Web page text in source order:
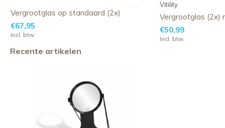
Vergrootglas op standaard (2x)
€67,95
Incl. btw
Vitility
Vergrootglas (2x)
€50,99
Incl. btw
Recente artikelen